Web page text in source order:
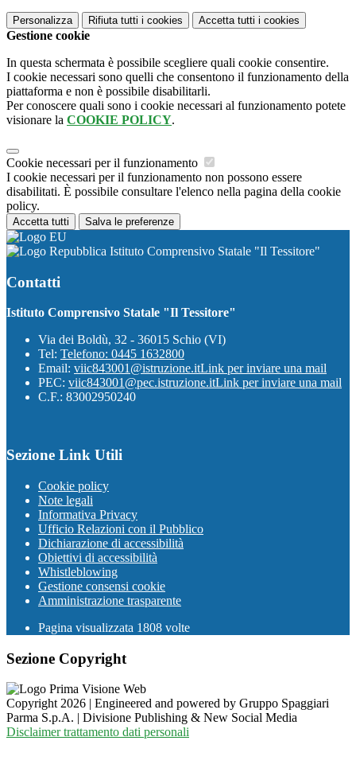
Personalizza Rifiuta tutti i cookies Accetta tutti i cookies
Gestione cookie
In questa schermata è possibile scegliere quali cookie consentire.
I cookie necessari sono quelli che consentono il funzionamento della
piattaforma e non è possibile disabilitarli.
Per conoscere quali sono i cookie necessari al funzionamento potete
visionare la COOKIE POLICY.
Cookie necessari per il funzionamento
I cookie necessari per il funzionamento non possono essere
disabilitati. È possibile consultare l'elenco nella pagina della cookie
policy.
Accetta tutti Salva le preferenze
Istituto Comprensivo Statale "Il Tessitore"
Contatti
Istituto Comprensivo Statale "Il Tessitore"
Via dei Boldù, 32 - 36015 Schio (VI)
Tel: Telefono: 0445 1632800
Email: viic843001@istruzione.itLink per inviare una mail
PEC: viic843001@pec.istruzione.itLink per inviare una mail
C.F.: 83002950240
Sezione Link Utili
Cookie policy
Note legali
Informativa Privacy
Ufficio Relazioni con il Pubblico
Dichiarazione di accessibilità
Obiettivi di accessibilità
Whistleblowing
Gestione consensi cookie
Amministrazione trasparente
Pagina visualizzata 1808 volte
Sezione Copyright
Copyright 2026 | Engineered and powered by Gruppo Spaggiari
Parma S.p.A. | Divisione Publishing & New Social Media
Disclaimer trattamento dati personali